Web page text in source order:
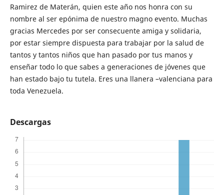
Ramirez de Materán, quien este año nos honra con su
nombre al ser epónima de nuestro magno evento. Muchas
gracias Mercedes por ser consecuente amiga y solidaria,
por estar siempre dispuesta para trabajar por la salud de
tantos y tantos niños que han pasado por tus manos y
enseñar todo lo que sabes a generaciones de jóvenes que
han estado bajo tu tutela. Eres una llanera –valenciana para
toda Venezuela.
Descargas